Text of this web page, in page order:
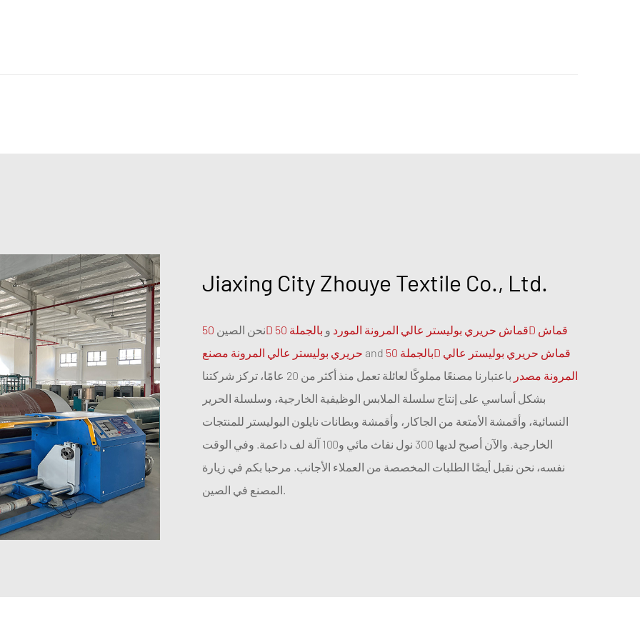
Jiaxing City Zhouye Textile Co., Ltd.
نحن الصين 50D قماش حريري بوليستر عالي المرونة المورد و
بالجملة 50D قماش
حريري بوليستر عالي المرونة مصنع and بالجملة 50D قماش حريري بوليستر عالي
المرونة مصدر
باعتبارنا مصنعًا مملوكًا لعائلة تعمل منذ أكثر من 20 عامًا، تركز شركتنا
بشكل أساسي على إنتاج سلسلة الملابس الوظيفية الخارجية، وسلسلة الحرير
النسائية، وأقمشة الأمتعة من الجاكار، وأقمشة وبطانات نايلون البوليستر للمنتجات
الخارجية. والآن أصبح لديها 300 نول نفاث مائي و100 آلة لف داعمة. وفي الوقت
نفسه، نحن نقبل أيضًا الطلبات المخصصة من العملاء الأجانب. مرحبا بكم في زيارة
المصنع في الصين.